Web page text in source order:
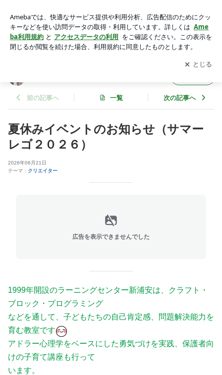
しむ
アプリをダウンロードして ブログの更新通知
を受け取りまし
ょう。
開く
前の記事へ 一覧 次の記事へ
夏休みイベントのお知らせ（サマー
レゴ２０２６）
2026年06月21日
テーマ： クリエイター
広告を表示できませんでした
1999年開設のラーニングセンター新浦安は、クラフト・
ブロック・プログラミング
などを通して、子どもたちの自己肯定感、問題解決能力を
育む教室です
アドラー心理学をベースにした勇気づけを実践、保護者向
けの子育て講座も行って
います。